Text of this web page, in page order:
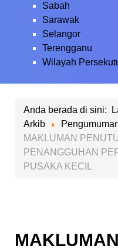
Sabah
Sarawak
Selangor
Terengganu
Wilayah
Anda berada di sini:
Arkib
MAKLUMAN
PENANGGUHAN
PUSAKA KECIL